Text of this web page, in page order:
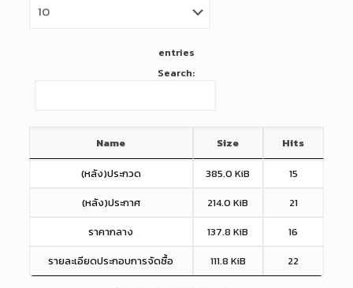
entries
Search:
Name Size Hits
(หลัง)ประกวด 385.0 KiB
15
(หลัง)ประกาศ
214.0 KiB
21
ราคากลาง
137.8 KiB
16
รายละเอียดประกอบการจัดซื้อ
111.8 KiB 22